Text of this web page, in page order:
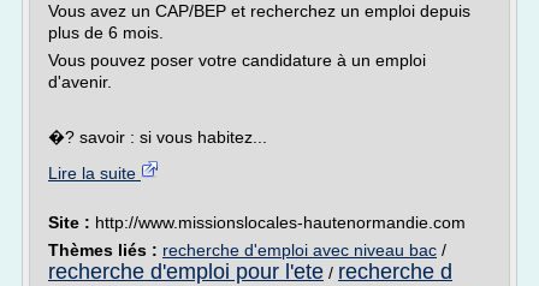
Vous avez un CAP/BEP et recherchez un emploi depuis
plus de 6 mois.
Vous pouvez poser votre candidature à un emploi
d'avenir.
�? savoir : si vous habitez...
Lire la suite
Site : http://www.missionslocales-hautenormandie.com
Thèmes liés : recherche d'emploi avec niveau bac /
recherche d'emploi pour l'ete / recherche d